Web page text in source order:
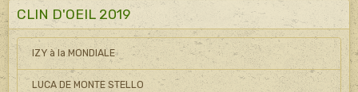
CLIN D'OEIL 2019
IZY à la MONDIALE
LUCA DE MONTE STELLO